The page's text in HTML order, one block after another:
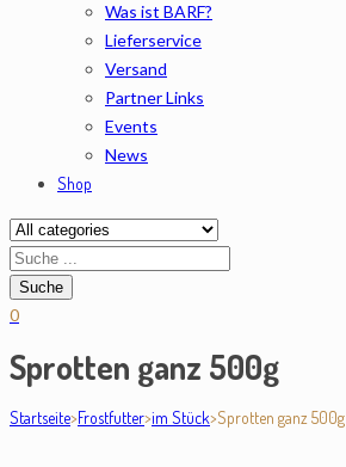
Was ist BARF?
Lieferservice
Versand
Partner Links
Events
News
Shop
0
Sprotten ganz 500g
Startseite>Frostfutter>im Stück>Sprotten ganz 500g